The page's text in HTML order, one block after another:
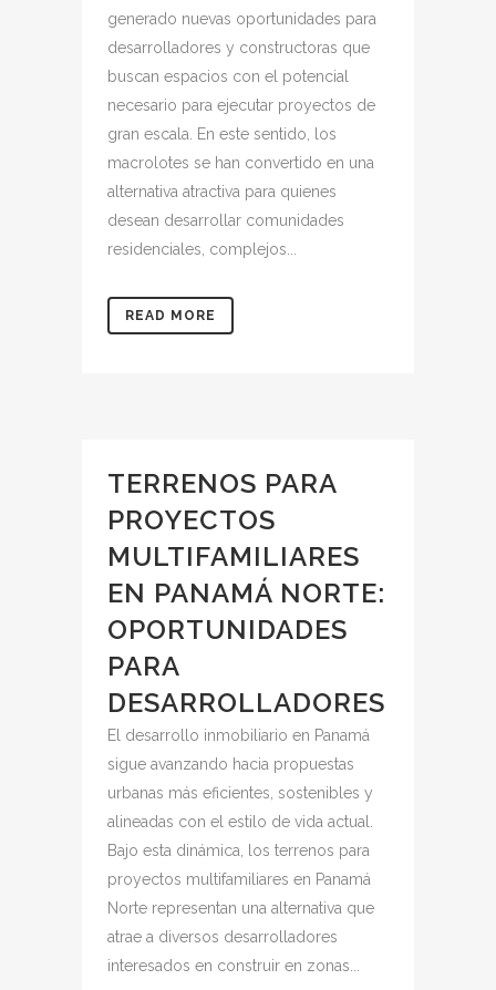
generado nuevas oportunidades para
desarrolladores y constructoras que
buscan espacios con el potencial
necesario para ejecutar proyectos de
gran escala. En este sentido, los
macrolotes se han convertido en una
alternativa atractiva para quienes
desean desarrollar comunidades
residenciales, complejos...
READ MORE
TERRENOS PARA
PROYECTOS
MULTIFAMILIARES
EN PANAMÁ NORTE:
OPORTUNIDADES
PARA
DESARROLLADORES
El desarrollo inmobiliario en Panamá
sigue avanzando hacia propuestas
urbanas más eficientes, sostenibles y
alineadas con el estilo de vida actual.
Bajo esta dinámica, los terrenos para
proyectos multifamiliares en Panamá
Norte representan una alternativa que
atrae a diversos desarrolladores
interesados en construir en zonas...